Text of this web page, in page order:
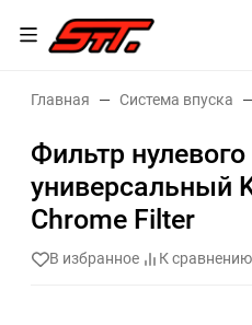
Главная Система впуска
Фильтр
универсальный
Chrome Filter
В избранное К сравнению